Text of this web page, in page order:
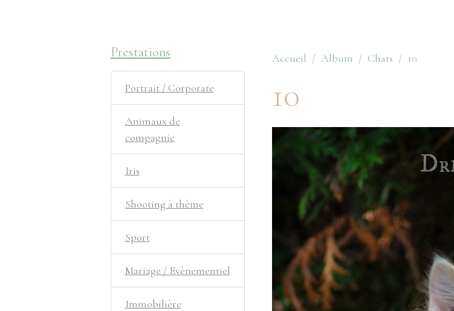
Accueil Album Chats 10
10
Prestations
Portrait / Corporate
Animaux de
compagnie
Iris
Shooting à thème
Sport
Mariage / Evènementiel
Immobilière